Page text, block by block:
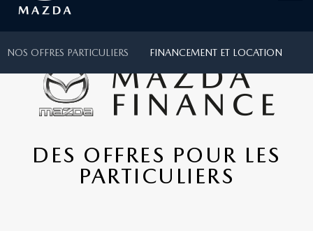
NOS OFFRES PARTICULIERS FINANCEMENT ET LOCATION
DES OFFRES POUR LES
PARTICULIERS